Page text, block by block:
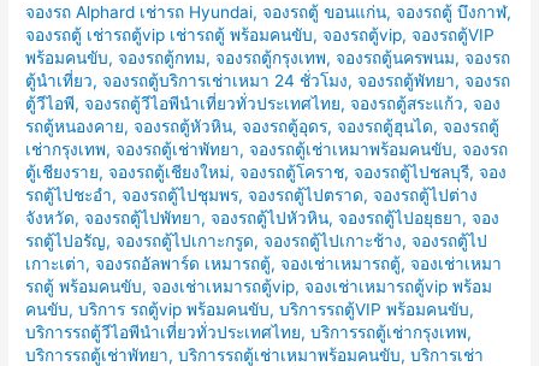
Sunset
จองรถ Alphard เช่ารถ Hyundai,จองรถตู้ ขอนแก่น,จองรถตู้ บึงกาฬ,
จองรถตู้ เช่ารถตู้vip เช่ารถตู้ พร้อมคนขับ,จองรถตู้vip,จองรถตู้VIP
พร้อมคนขับ,จองรถตู้กทม,จองรถตู้กรุงเทพ,จองรถตู้นครพนม,จองรถ
ตู้นำเที่ยว,จองรถตู้บริการเช่าเหมา 24 ชั่วโมง,จองรถตู้พัทยา,จองรถ
ตู้วีไอพี,จองรถตู้วีไอพีนำเที่ยวทั่วประเทศไทย,จองรถตู้สระแก้ว,จอง
รถตู้หนองคาย,จองรถตู้หัวหิน,จองรถตู้อุดร,จองรถตู้ฮุนได,จองรถตู้
เช่ากรุงเทพ,จองรถตู้เช่าพัทยา,จองรถตู้เช่าเหมาพร้อมคนขับ,จองรถ
ตู้เชียงราย,จองรถตู้เชียงใหม่,จองรถตู้โคราช,จองรถตู้ไปชลบุรี,จอง
รถตู้ไปชะอำ,จองรถตู้ไปชุมพร,จองรถตู้ไปตราด,จองรถตู้ไปต่าง
จังหวัด,จองรถตู้ไปพัทยา,จองรถตู้ไปหัวหิน,จองรถตู้ไปอยุธยา,จอง
รถตู้ไปอรัญ,จองรถตู้ไปเกาะกรูด,จองรถตู้ไปเกาะช้าง,จองรถตู้ไป
เกาะเต่า,จองรถอัลพาร์ด เหมารถตู้,จองเช่าเหมารถตู้,จองเช่าเหมา
รถตู้ พร้อมคนขับ,จองเช่าเหมารถตู้vip,จองเช่าเหมารถตู้vip พร้อม
คนขับ,บริการ รถตู้vip พร้อมคนขับ,บริการรถตู้VIP พร้อมคนขับ,
บริการรถตู้วีไอพีนำเที่ยวทั่วประเทศไทย,บริการรถตู้เช่ากรุงเทพ,
บริการรถตู้เช่าพัทยา,บริการรถตู้เช่าเหมาพร้อมคนขับ,บริการเช่า